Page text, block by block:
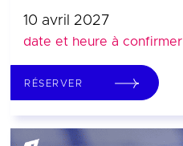
10 avril 2027
date et heure à confirmer
RÉSERVER